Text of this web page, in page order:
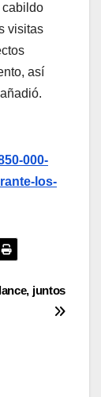
cabildo
visitas
así
000-
los-
juntos